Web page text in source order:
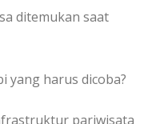
ditemukan saat
yang harus dicoba?
pariwisata